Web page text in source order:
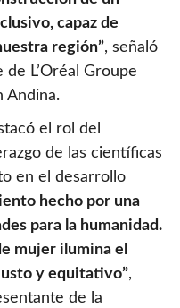
capaz de
región”, señaló
L’Oréal Groupe
Andina.
el rol del
de las científicas
en el desarrollo
hecho por una
para la humanidad.
mujer ilumina el
y equitativo”,
de la